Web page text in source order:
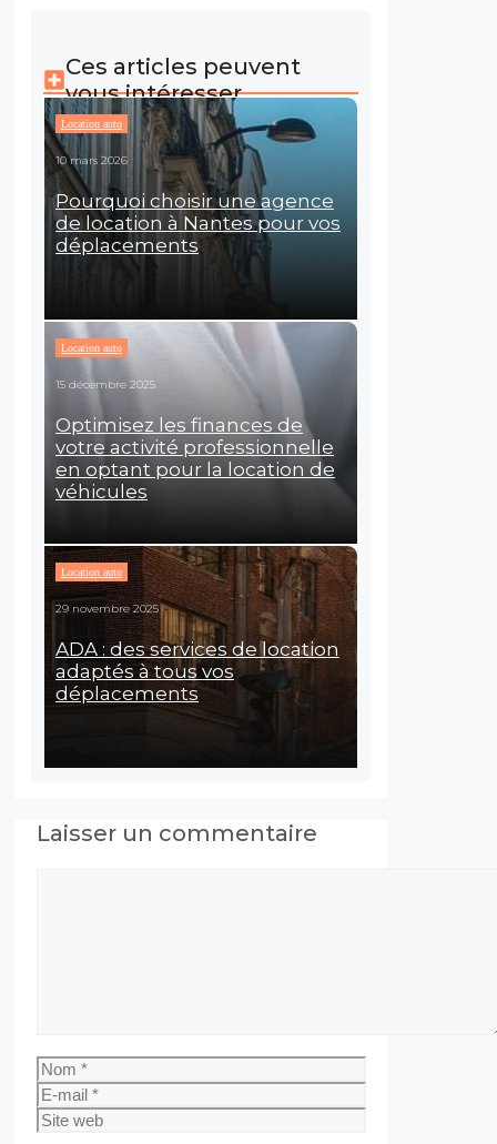
Ces articles peuvent
vous intéresser
Location auto
10 mars 2026
Pourquoi choisir une agence
de location à Nantes pour vos
déplacements
Location auto
15 décembre 2025
Optimisez les finances de
votre activité professionnelle
en optant pour la location de
véhicules
Location auto
29 novembre 2025
ADA : des services de location
adaptés à tous vos
déplacements
Laisser un commentaire
Nom
E-
mail
Site
web